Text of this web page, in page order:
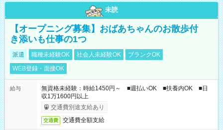
未読
【オープニング募集】おばあちゃんのお散歩付
き添いも仕事の1つ
派遣 職種未経験OK 社会人未経験OK
ブランクOK
WEB登録・面接OK
給与
無資格未経験：時給1450円～ ■週払いOK ■扶養内OK ■日
収1万1600円以上
交通費別途支給あり
交通費 交通費全額支給